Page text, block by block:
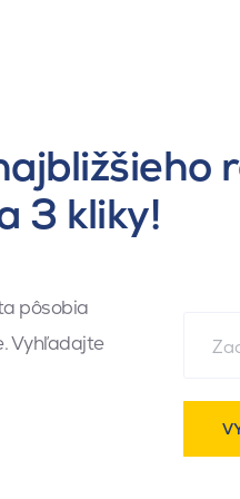
3 kliky!
pôsobia
Vyhľadajte